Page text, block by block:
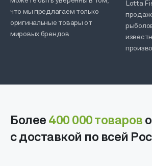
что мы предлагаем только
оригинальные товары от
мировых брендов
Lotta
Более 400 000 товаров
с доставкой по всей